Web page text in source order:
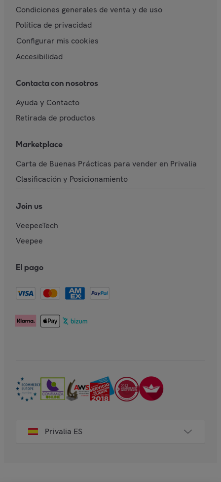
Condiciones generales de venta y de uso
Política de privacidad
Configurar mis cookies
Accesibilidad
Contacta con nosotros
Ayuda y Contacto
Retirada de productos
Marketplace
Carta de Buenas Prácticas para vender en Privalia
Clasificación y Posicionamiento
Join us
VeepeeTech
Veepee
El pago
Privalia ES